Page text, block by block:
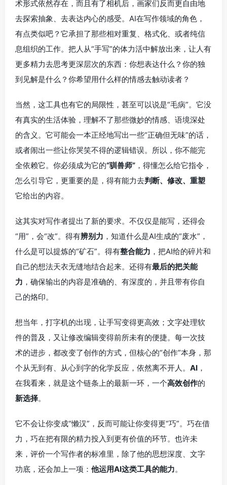
术形式依然存在，而且有了相机后，画家们反而更自由地
去探索抽象、去表达内心的感受。AI在写作领域的角色，
有点类似吧？它承担了那些相对重复、格式化、或者纯信
息组织的工作。把人从“手写”的体力活中解放出来，让人有
更多精力去思考更深层次的东西：你想表达什么？你的独
到见解是什么？你希望用什么样的情感去触动读者？
当然，这工具也有它的局限性，甚至可以说是“毛病”。它没
有真实的生活体验，理解不了那些微妙的情感、语境深处
的含义。它可能会一本正经地写出一些“正确但无味”的话，
或者闹出一些让你哭笑不得的逻辑错误。所以，你不能完
全依赖它。你必须成为它的“驯兽师” ，得懂怎么给它指令，
怎么引导它，更重要的是，得有能力去判断、修改、重塑
它给出的内容。
这其实对写作者提出了新的要求。不仅仅是能写，还得会
“用”，会“改”。得有辨别力 ，知道什么是AI生成的“废水”，
什么是可以提炼的“矿石”。得有整合能力 ，把AI给的碎片和
自己的想法天衣无缝地结合起来。还得有最后的把关能
力 ，确保输出的内容是准确的、有深度的，并且带有你自
己的烙印。
想当年，打字机的出现，让手写变得更高效；文字处理软
件的普及，又让修改编辑变得前所未有的便捷。每一次技
术的进步，都改变了创作的方式，但核心的“创作”本身，那
个从无到有、从心到字的化学反应，依然离不开人。 AI ，
在我看来，就是这个链条上的最新一环，一个高效创作的
新选择。
它不会让你变成“懒汉”，反而可能让你变得更“巧”。巧在借
力，巧在把有限的精力投入到更有价值的环节。也许未
来，评价一个写作者的标准里，除了他的思想深度、文字
功底，还会加上一项： 他运用AI这类工具的能力。